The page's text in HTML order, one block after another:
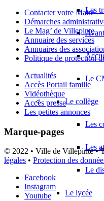
Les
Le
Le collège
Les
Les
Le
Le lycée
Contacter votre Maire
Démarches
Le Mag’ de Villepinte
Annuaire des services
Annuaires des
Politique de protection
Actualités
Accès Portail famille
Vidéothèque
Accès presse
Les petites annonces
Marque-pages
© 2022 • Ville de Villepinte •
légales • Protection des
Facebook
Instagram
Youtube